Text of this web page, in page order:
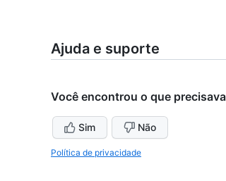
Ajuda e suporte
Você encontrou o que
Sim Não
Política de privacidade